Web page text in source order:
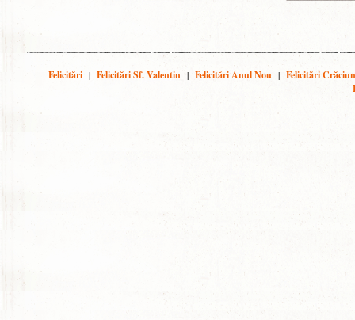
Felicitări | Felicitări Sf. Valentin | Felicitări Anul Nou | Felicitări